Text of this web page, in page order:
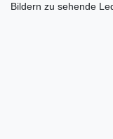
Bildern zu sehende